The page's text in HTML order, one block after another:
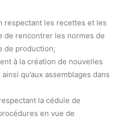
respectant les recettes et les
de rencontrer les normes de
de production;
à la création de nouvelles
qu’aux assemblages dans
la cédule de
en vue de